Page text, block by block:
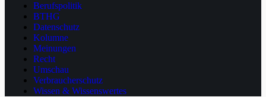
Berufspolitik
BTHG
Datenschutz
Kolumne
Meinungen
Recht
Umschau
Verbraucherschutz
Wissen & Wissenswertes